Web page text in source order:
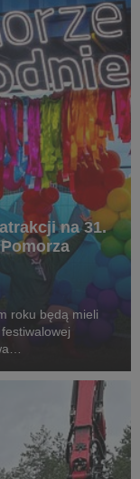
na 31.
roku będą mieli
której